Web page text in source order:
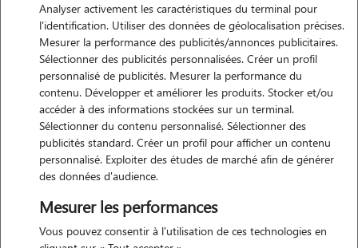
Motivation
toujours entourée de chats et chiens j'aime les balades en leurs
compagnies en faisant de longues balades. jaime m'amuser avec eux.
leurs faire des câlins. et leur rendre l'amour qu'ils peuvent nous
donner.
Expérience
Analyser activement les caractéristiques du terminal pour
l'identification. Utiliser des données de géolocalisation précises.
Mesurer la performance des publicités/annonces publicitaires.
Sélectionner des publicités personnalisées. Créer un profil
personnalisé de publicités. Mesurer la performance du
contenu. Développer et améliorer les produits. Stocker et/ou
accéder à des informations stockées sur un terminal.
Sélectionner du contenu personnalisé. Sélectionner des
publicités standard. Créer un profil pour afficher un contenu
personnalisé. Exploiter des études de marché afin de générer
des données d'audience.
Mesurer les performances
Vous pouvez consentir à l'utilisation de ces technologies en